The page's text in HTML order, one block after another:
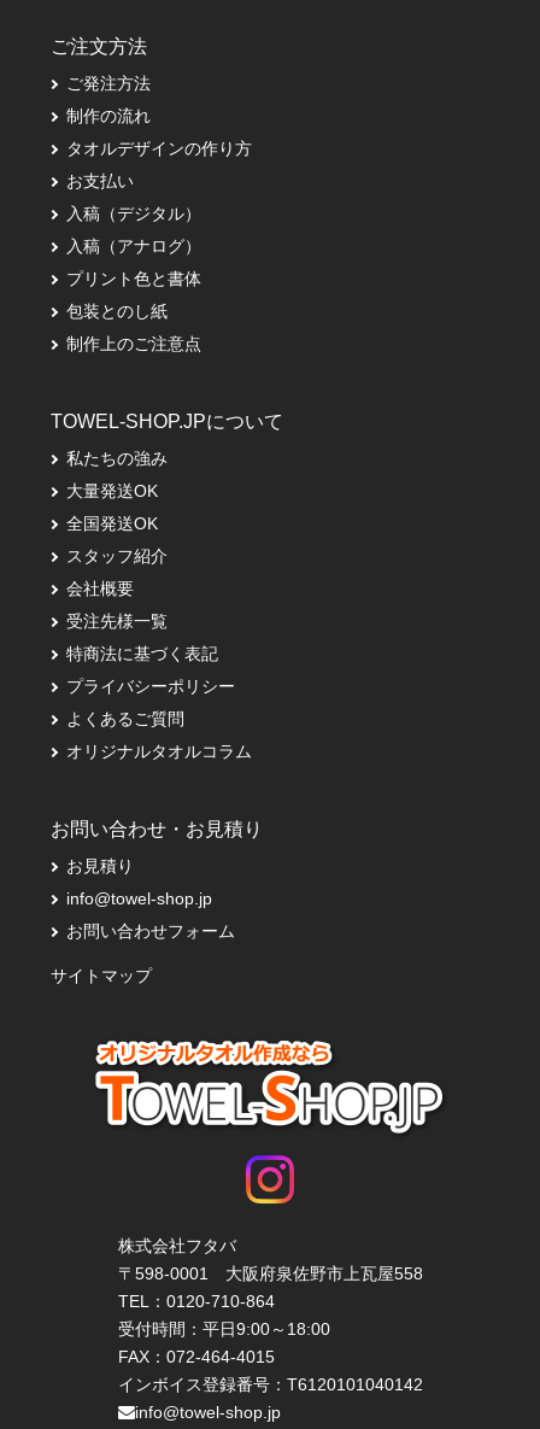
ご注文方法
ご発注方法
制作の流れ
タオルデザインの作り方
お支払い
入稿（デジタル）
入稿（アナログ）
プリント色と書体
包装とのし紙
制作上のご注意点
TOWEL-SHOP.JPについて
私たちの強み
大量発送OK
全国発送OK
スタッフ紹介
会社概要
受注先様一覧
特商法に基づく表記
プライバシーポリシー
よくあるご質問
オリジナルタオルコラム
お問い合わせ・お見積り
お見積り
info@towel-shop.jp
お問い合わせフォーム
サイトマップ
株式会社フタバ
〒598-0001 大阪府泉佐野市上瓦屋558
TEL： 0120-710-864
受付時間：平日9:00～18:00
FAX：072-464-4015
インボイス登録番号：T6120101040142
info@towel-shop.jp